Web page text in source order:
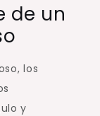
de un
los
y